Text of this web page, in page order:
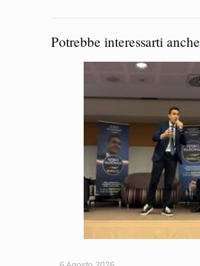
Potrebbe interessarti anche